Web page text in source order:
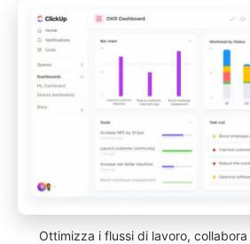
Ottimizza i flussi di lavoro,